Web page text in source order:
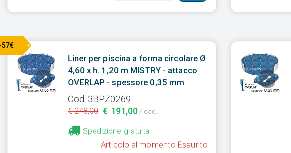
Liner per piscina a forma circolare Ø
4,60 x h. 1,20 m MISTRY - attacco
OVERLAP - spessore 0,35 mm
Cod. 3BPZ0269
€ 248,00 € 191,00/ cad.
Spedizione gratuita
Articolo al momento Esaurito